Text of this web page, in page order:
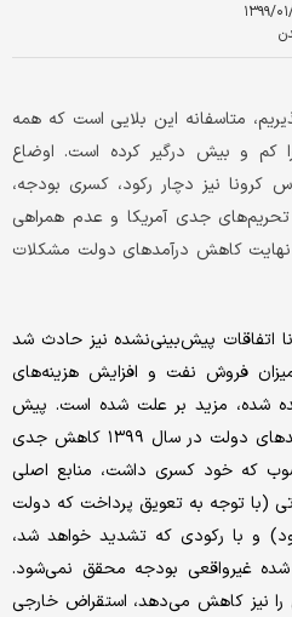
۰۱/۲۸
متاسفانه این بلایی است که همه
کم و بیش درگیر کرده است. اوضاع
کرونا نیز دچار رکود، کسری بودجه،
جدی آمریکا و عدم همراهی
کاهش درآمدهای دولت مشکلات
اتفاقات پیش‌بینی‌نشده نیز حادث شد
فروش نفت و افزایش هزینه‌های
شده، مزید بر علت شده است. پیش
بینی‌ها حاکی از این است که درآمدهای دولت در سال ۱۳۹۹ کاهش جدی
که خود کسری داشت، منابع اصلی
(با توجه به تعویق پرداخت که دولت
و با رکودی که تشدید خواهد شد،
غیرواقعی بودجه محقق نمی‌شود.
نیز کاهش می‌دهد، استقراض خارجی